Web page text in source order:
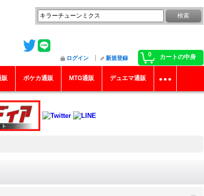
0 カートの中身
ログイン 新規登録
販 ポケカ通販 MTG通販 デュエマ通販